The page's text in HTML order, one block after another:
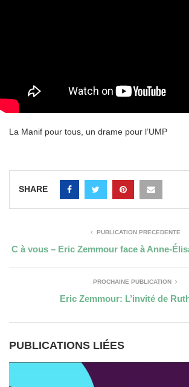
La Manif pour tous, un drame pour l’UMP
SHARE
PUBLICATION PRÉCÉDENTE
C à vous – Eric Zemmour face à Anne-
PROCHAINE PUBLICATION
Eric Zemmour: L’invité de
PUBLICATIONS LIÉES